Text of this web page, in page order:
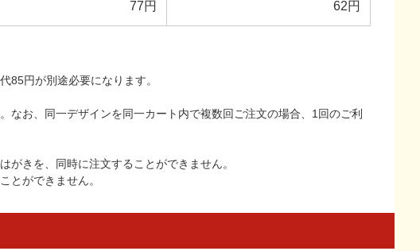
77円 62円
85円が別途必要になります。
お、同一デザインを同一カート内で複数回ご注文の場合、1回のご利
きを、同時に注文することができません。
とができません。